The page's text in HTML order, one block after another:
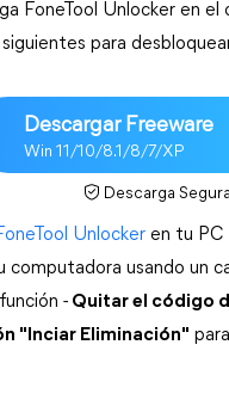
FoneTool Unlocker en el
para
Descargar Freeware
Win 11/10/8.1/8/7/XP
Descarga Segura
Unlocker en tu PC
computadora usando un
- Quitar el código
"Inciar Eliminación"